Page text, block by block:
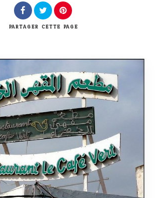
Rechercher
PARTAGER CETTE PAGE